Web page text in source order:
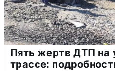
Пять жертв ДТП на
трассе: